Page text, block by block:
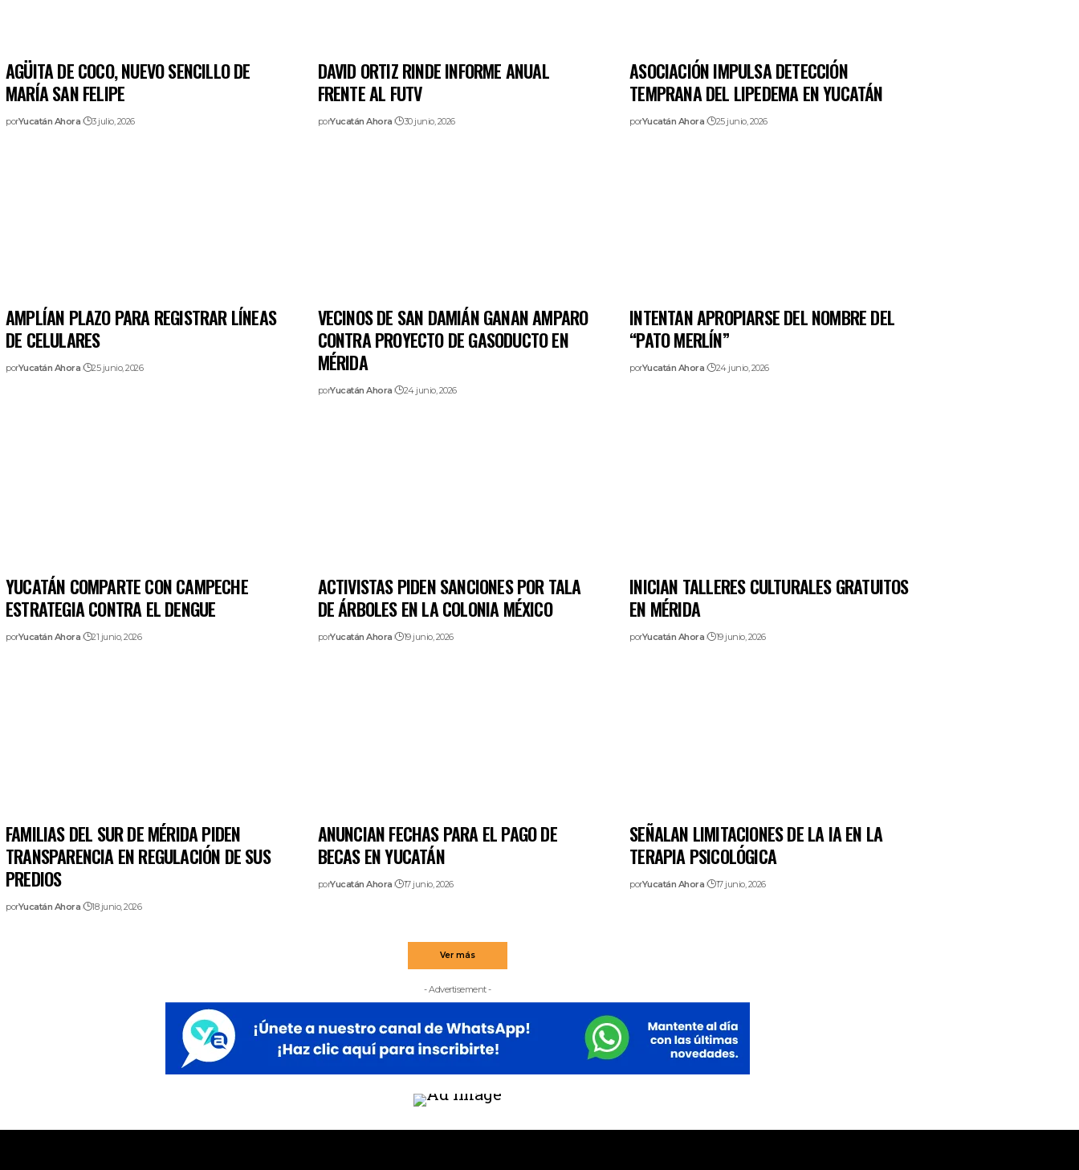
AGÜITA DE COCO, NUEVO SENCILLO DE
MARÍA SAN FELIPE
porYucatán Ahora 3 julio, 2026
DAVID ORTIZ RINDE INFORME ANUAL
FRENTE AL FUTV
porYucatán Ahora 30 junio, 2026
ASOCIACIÓN IMPULSA DETECCIÓN
TEMPRANA DEL LIPEDEMA EN YUCATÁN
porYucatán Ahora 25 junio, 2026
AMPLÍAN PLAZO PARA REGISTRAR LÍNEAS
DE CELULARES
porYucatán Ahora 25 junio, 2026
VECINOS DE SAN DAMIÁN GANAN AMPARO
CONTRA PROYECTO DE GASODUCTO EN
MÉRIDA
porYucatán Ahora 24 junio, 2026
INTENTAN APROPIARSE DEL NOMBRE DEL
“PATO MERLÍN”
porYucatán Ahora 24 junio, 2026
YUCATÁN COMPARTE CON CAMPECHE
ESTRATEGIA CONTRA EL DENGUE
porYucatán Ahora 21 junio, 2026
ACTIVISTAS PIDEN SANCIONES POR TALA
DE ÁRBOLES EN LA COLONIA MÉXICO
porYucatán Ahora 19 junio, 2026
INICIAN TALLERES CULTURALES GRATUITOS
EN MÉRIDA
porYucatán Ahora 19 junio, 2026
FAMILIAS DEL SUR DE MÉRIDA PIDEN
TRANSPARENCIA EN REGULACIÓN DE SUS
PREDIOS
porYucatán Ahora 18 junio, 2026
ANUNCIAN FECHAS PARA EL PAGO DE
BECAS EN YUCATÁN
porYucatán Ahora 17 junio, 2026
SEÑALAN LIMITACIONES DE LA IA EN LA
TERAPIA PSICOLÓGICA
porYucatán Ahora 17 junio, 2026
Ver más
- Advertisement -